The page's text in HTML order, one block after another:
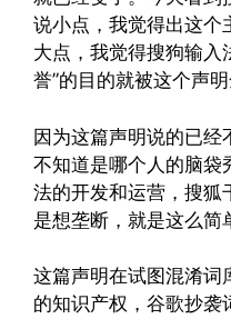
说小点，我觉得出这个
大点，我觉得搜狗输入
誉”的目的就被这个声明
因为这篇声明说的已经
不知道是哪个人的脑袋
法的开发和运营，搜狐
是想垄断，就是这么简
这篇声明在试图混淆词
的知识产权，谷歌抄袭